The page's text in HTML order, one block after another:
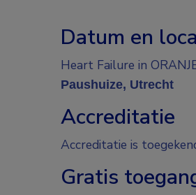
Datum en
Heart Failure in
Paushuize, Utrecht
Accreditatie
Accreditatie is
Gratis